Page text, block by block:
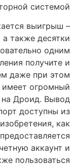
системой.
выигрыш –
а также десятки
одним
получите и
даже при этом
имеет огромный
на Дроид. Вывод
доступны из
как
аккаунт и
пользоваться